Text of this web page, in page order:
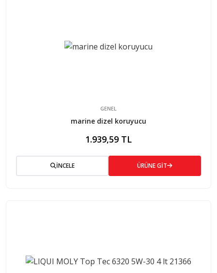
GENEL
marine dizel koruyucu
1.939,59 TL
İNCELE ÜRÜNE GİT